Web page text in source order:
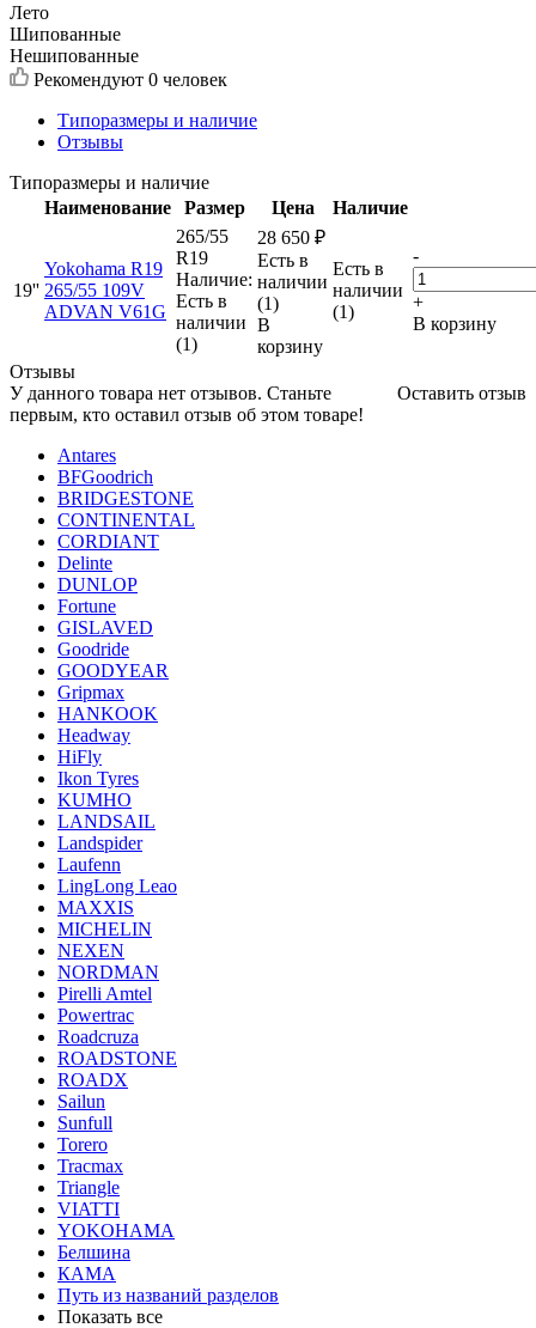
Лето
Шипованные
Нешипованные
Рекомендуют 0 человек
Типоразмеры и наличие
Отзывы
Типоразмеры и наличие
Наименование
Размер Цена Наличие
19''
Yokohama R19
265/55 109V
ADVAN V61G
265/55
R19
Наличие:
Есть в
наличии
(1)
28 650 ₽
Есть в
наличии
(1)
В
корзину
Есть в
наличии
(1)
-
+
В корзину
Отзывы
Оставить отзыв
У данного товара нет отзывов. Станьте
первым, кто оставил отзыв об этом товаре!
Antares
BFGoodrich
BRIDGESTONE
CONTINENTAL
CORDIANT
Delinte
DUNLOP
Fortune
GISLAVED
Goodride
GOODYEAR
Gripmax
HANKOOK
Headway
HiFly
Ikon Tyres
KUMHO
LANDSAIL
Landspider
Laufenn
LingLong Leao
MAXXIS
MICHELIN
NEXEN
NORDMAN
Pirelli Amtel
Powertrac
Roadcruza
ROADSTONE
ROADX
Sailun
Sunfull
Torero
Tracmax
Triangle
VIATTI
YOKOHAMA
Белшина
КАМА
Путь из названий разделов
Показать все